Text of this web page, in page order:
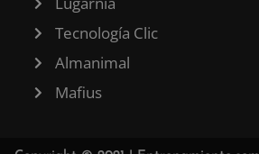
Tecnología Clic
Almanimal
Mafius